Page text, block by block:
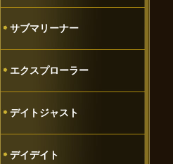
サブマリーナー
エクスプローラー
デイトジャスト
デイデイト